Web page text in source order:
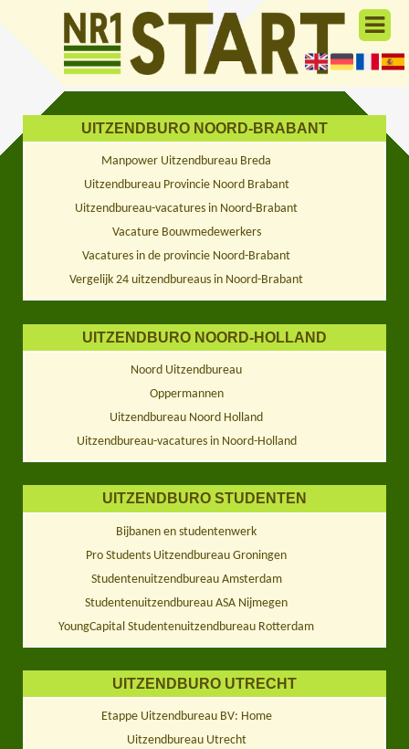
UITZENDBURO NOORD-BRABANT
Manpower Uitzendbureau Breda
Uitzendbureau Provincie Noord Brabant
Uitzendbureau-vacatures in Noord-Brabant
Vacature Bouwmedewerkers
Vacatures in de provincie Noord-Brabant
Vergelijk 24 uitzendbureaus in Noord-Brabant
UITZENDBURO NOORD-HOLLAND
Noord Uitzendbureau
Oppermannen
Uitzendbureau Noord Holland
Uitzendbureau-vacatures in Noord-Holland
UITZENDBURO STUDENTEN
Bijbanen en studentenwerk
Pro Students Uitzendbureau Groningen
Studentenuitzendbureau Amsterdam
Studentenuitzendbureau ASA Nijmegen
YoungCapital Studentenuitzendbureau Rotterdam
UITZENDBURO UTRECHT
Etappe Uitzendbureau BV: Home
Uitzendbureau Utrecht